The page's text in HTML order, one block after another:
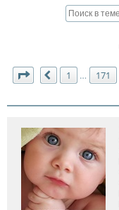
Страница 173 из180
Пред.
1 … 171